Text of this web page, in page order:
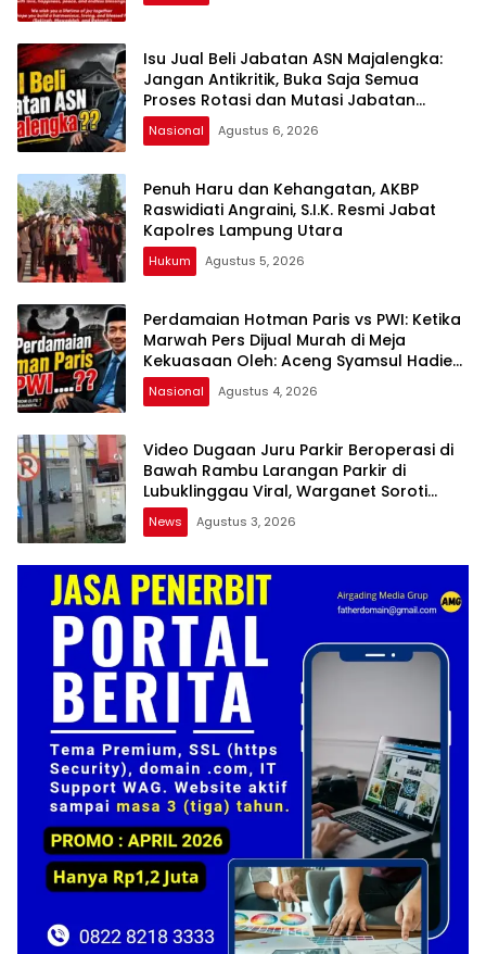
Isu Jual Beli Jabatan ASN Majalengka:
Jangan Antikritik, Buka Saja Semua
Proses Rotasi dan Mutasi Jabatan
kepada Publik Oleh: Aceng Syamsul
Hadie, S.Sos., MM. Ketua Dewan Pembina
Nasional Agustus 6, 2026
Penuh Haru dan Kehangatan, AKBP
Raswidiati Angraini, S.I.K. Resmi Jabat
Kapolres Lampung Utara
Hukum Agustus 5, 2026
Perdamaian Hotman Paris vs PWI: Ketika
Marwah Pers Dijual Murah di Meja
Kekuasaan Oleh: Aceng Syamsul Hadie
(ASH)”
Nasional Agustus 4, 2026
Video Dugaan Juru Parkir Beroperasi di
Bawah Rambu Larangan Parkir di
Lubuklinggau Viral, Warganet Soroti
Dugaan Pelanggaran
News Agustus 3, 2026